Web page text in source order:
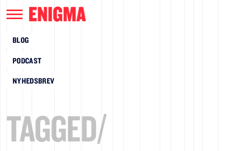
BLOG
PODCAST
NYHEDSBREV
TAGGED/